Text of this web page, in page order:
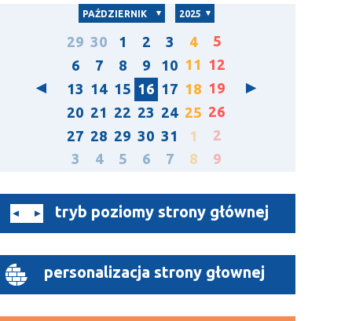
PAŹDZIERNIK 2025
29 30 1 2 3 4
5
6
7 8 9 10 11 12
13 14 15 16 17 18 19
20 21 22 23 24 25 26
27 28 29 30 31 1
2
3
4 5 6 7 8 9
tryb poziomy strony głównej
personalizacja strony głownej